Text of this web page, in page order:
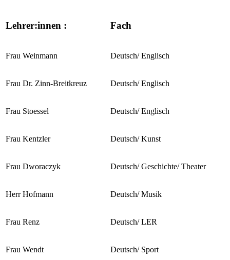
Lehrer:innen : Fach
Frau Weinmann Deutsch/ Englisch
Frau Dr. Zinn-Breitkreuz Deutsch/ Englisch
Frau Stoessel Deutsch/ Englisch
Frau Kentzler Deutsch/ Kunst
Frau Dworaczyk Deutsch/ Geschichte/ Theater
Herr Hofmann Deutsch/ Musik
Frau Renz Deutsch/ LER
Frau Wendt Deutsch/ Sport